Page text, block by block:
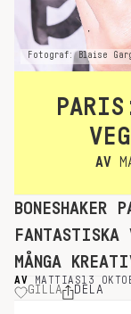
Fotograf: Blaise
AV
BONESHAKER
FANTASTISKA
MÅNGA
AV MATTIAS13
GILLA DELA